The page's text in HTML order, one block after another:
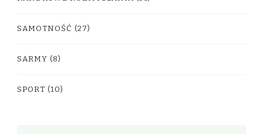
SAMOTNOŚĆ (27)
SARMY (8)
SPORT (10)